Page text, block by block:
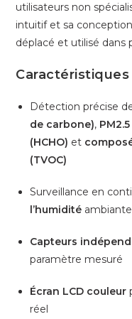
utilisateurs non
intuitif et sa
déplacé et utilisé dans
Détection précise
de carbone),
(HCHO) et
(TVOC)
Surveillance en
l’humidité
Capteurs
paramètre mesuré
Écran LCD couleur
réel